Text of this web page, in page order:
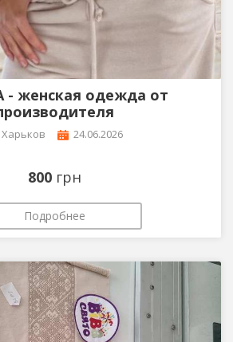
- женская одежда от
Харьков 24.06.2026
800 грн
Подробнее